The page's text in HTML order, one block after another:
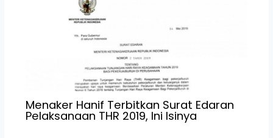
Menaker Hanif Terbitkan Surat Edaran
Pelaksanaan THR 2019, Ini Isinya